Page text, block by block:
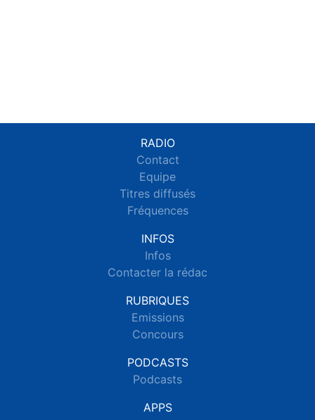
RADIO
Contact
Equipe
Titres diffusés
Fréquences
INFOS
Infos
Contacter la rédac
RUBRIQUES
Emissions
Concours
PODCASTS
Podcasts
APPS